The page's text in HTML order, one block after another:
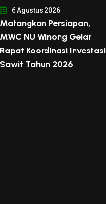
6 Agustus 2026
Matangkan Persiapan,
MWC NU Winong Gelar
Rapat Koordinasi Investasi
Sawit Tahun 2026